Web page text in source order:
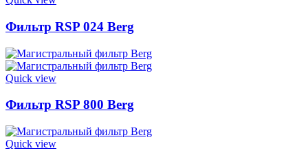
Фильтр RSP 024 Berg
Quick view
Фильтр RSP 800 Berg
Quick view